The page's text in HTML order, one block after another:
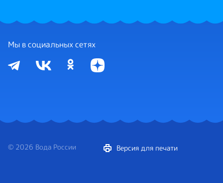
Мы в социальных сетях
© 2026 Вода России Версия для печати